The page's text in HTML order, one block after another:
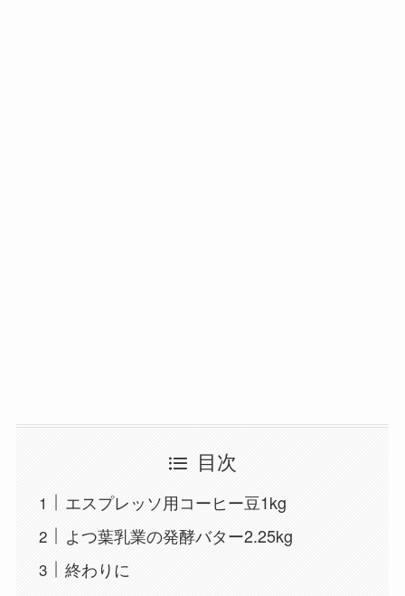
目次
エスプレッソ用コーヒー豆1kg
よつ葉乳業の発酵バター2.25kg
終わりに